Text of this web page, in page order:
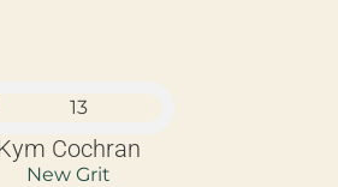
Cochran
New Grit